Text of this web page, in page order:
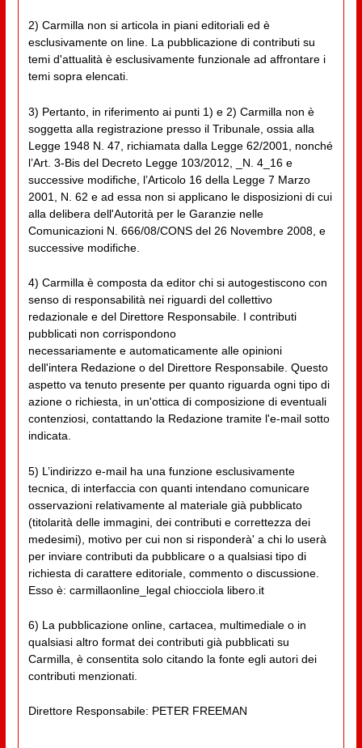
2) Carmilla non si articola in piani editoriali ed è
esclusivamente on line. La pubblicazione di contributi su
temi d'attualità è esclusivamente funzionale ad affrontare i
temi sopra elencati.
3) Pertanto, in riferimento ai punti 1) e 2) Carmilla non è
soggetta alla registrazione presso il Tribunale, ossia alla
Legge 1948 N. 47, richiamata dalla Legge 62/2001, nonché
l’Art. 3-Bis del Decreto Legge 103/2012, _N. 4_16 e
successive modifiche, l’Articolo 16 della Legge 7 Marzo
2001, N. 62 e ad essa non si applicano le disposizioni di cui
alla delibera dell'Autorità per le Garanzie nelle
Comunicazioni N. 666/08/CONS del 26 Novembre 2008, e
successive modifiche.
4) Carmilla è composta da editor chi si autogestiscono con
senso di responsabilità nei riguardi del collettivo
redazionale e del Direttore Responsabile. I contributi
pubblicati non corrispondono
necessariamente e automaticamente alle opinioni
dell'intera Redazione o del Direttore Responsabile. Questo
aspetto va tenuto presente per quanto riguarda ogni tipo di
azione o richiesta, in un'ottica di composizione di eventuali
contenziosi, contattando la Redazione tramite l'e-mail sotto
indicata.
5) L’indirizzo e-mail ha una funzione esclusivamente
tecnica, di interfaccia con quanti intendano comunicare
osservazioni relativamente al materiale già pubblicato
(titolarità delle immagini, dei contributi e correttezza dei
medesimi), motivo per cui non si risponderà' a chi lo userà
per inviare contributi da pubblicare o a qualsiasi tipo di
richiesta di carattere editoriale, commento o discussione.
Esso è: carmillaonline_legal chiocciola libero.it
6) La pubblicazione online, cartacea, multimediale o in
qualsiasi altro format dei contributi già pubblicati su
Carmilla, è consentita solo citando la fonte egli autori dei
contributi menzionati.
Direttore Responsabile: PETER FREEMAN